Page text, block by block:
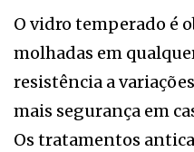
O vidro temperado é
molhadas em
resistência a
mais segurança em
Os tratamentos